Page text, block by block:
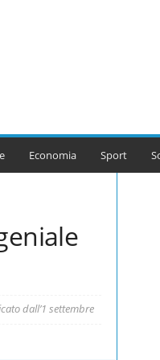
Economia Sport
dall’1 settembre